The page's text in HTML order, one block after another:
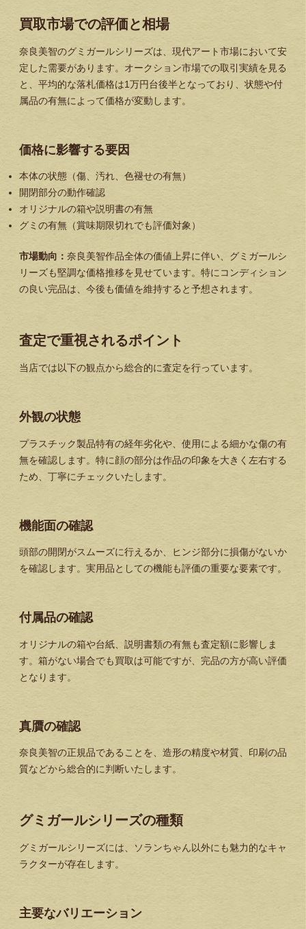
買取市場での評価と相場
奈良美智のグミガールシリーズは、現代アート市場において安
定した需要があります。オークション市場での取引実績を見る
と、平均的な落札価格は1万円台後半となっており、状態や付
属品の有無によって価格が変動します。
価格に影響する要因
本体の状態（傷、汚れ、色褪せの有無）
開閉部分の動作確認
オリジナルの箱や説明書の有無
グミの有無（賞味期限切れでも評価対象）
市場動向： 奈良美智作品全体の価値上昇に伴い、グミガールシ
リーズも堅調な価格推移を見せています。特にコンディション
の良い完品は、今後も価値を維持すると予想されます。
査定で重視されるポイント
当店では以下の観点から総合的に査定を行っています。
外観の状態
プラスチック製品特有の経年劣化や、使用による細かな傷の有
無を確認します。特に顔の部分は作品の印象を大きく左右する
ため、丁寧にチェックいたします。
機能面の確認
頭部の開閉がスムーズに行えるか、ヒンジ部分に損傷がないか
を確認します。実用品としての機能も評価の重要な要素です。
付属品の確認
オリジナルの箱や台紙、説明書類の有無も査定額に影響しま
す。箱がない場合でも買取は可能ですが、完品の方が高い評価
となります。
真贋の確認
奈良美智の正規品であることを、造形の精度や材質、印刷の品
質などから総合的に判断いたします。
グミガールシリーズの種類
グミガールシリーズには、ソランちゃん以外にも魅力的なキャ
ラクターが存在します。
主要なバリエーション